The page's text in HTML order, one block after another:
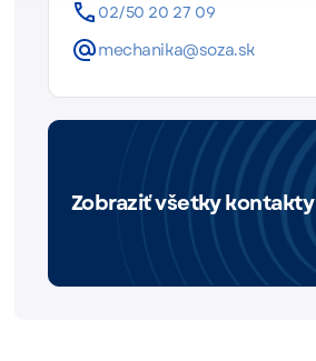
02/50 20 27 09
mechanika@soza.sk
Zobraziť všetky kontakty